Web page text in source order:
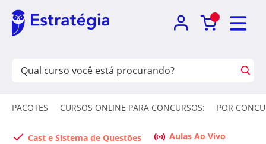
PACOTES CURSOS ONLINE PARA CONCURSOS: POR
Cast e Sistema de Questões Aulas Ao Vivo